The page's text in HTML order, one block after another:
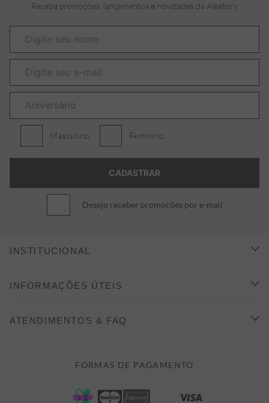
Receba promoções, lançamentos e novidades da Aleatory
Masculino Feminino
Desejo receber promoções por e-mail
INSTITUCIONAL
CONHEÇA A ALEATORY
INFORMAÇÕES ÚTEIS
FORMAS DE PAGAMENTO
POLÍTICA DE PRIVACIDADE
ATENDIMENTOS & FAQ
FORMAS DE PAGAMENTO